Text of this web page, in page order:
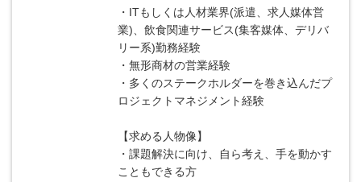
・ITもしくは人材業界(派遣、求人媒体営
業)、飲食関連サービス(集客媒体、デリバ
リー系)勤務経験
・無形商材の営業経験
・多くのステークホルダーを巻き込んだプ
ロジェクトマネジメント経験
【求める人物像】
・課題解決に向け、自ら考え、手を動かす
こともできる方